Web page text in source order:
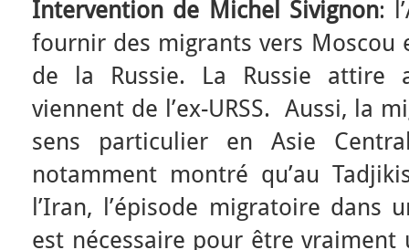
Intervention de Michel Sivignon:
fournir des migrants vers Moscou
de la Russie. La Russie attire
viennent de l’ex-URSS. Aussi, la
sens particulier en Asie
notamment montré qu’au
l’Iran, l’épisode migratoire dans
est nécessaire pour être vraiment